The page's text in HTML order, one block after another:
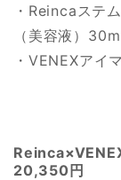
・Reincaステ
（美容液）
・VENEXアイ
20,350円